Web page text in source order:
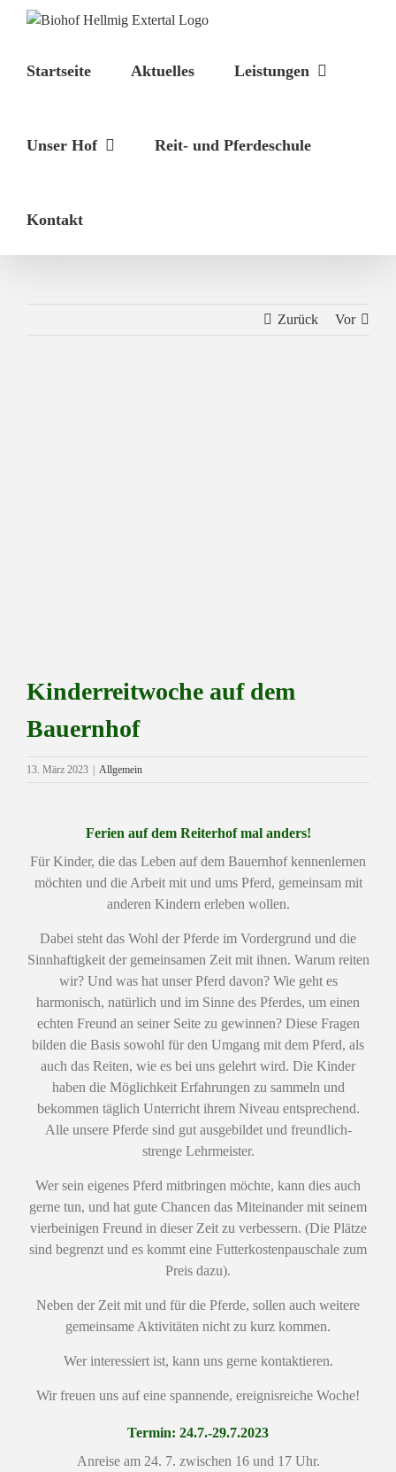
Startseite Aktuelles Leistungen
Unser Hof Reit- und Pferdeschule
Kontakt
Zurück Vor
Kinderreitwoche auf dem
Bauernhof
13. März 2023 | Allgemein
Ferien auf dem Reiterhof mal anders!
Für Kinder, die das Leben auf dem Bauernhof kennenlernen
möchten und die Arbeit mit und ums Pferd, gemeinsam mit
anderen Kindern erleben wollen.
Dabei steht das Wohl der Pferde im Vordergrund und die
Sinnhaftigkeit der gemeinsamen Zeit mit ihnen. Warum reiten
wir? Und was hat unser Pferd davon? Wie geht es
harmonisch, natürlich und im Sinne des Pferdes, um einen
echten Freund an seiner Seite zu gewinnen? Diese Fragen
bilden die Basis sowohl für den Umgang mit dem Pferd, als
auch das Reiten, wie es bei uns gelehrt wird. Die Kinder
haben die Möglichkeit Erfahrungen zu sammeln und
bekommen täglich Unterricht ihrem Niveau entsprechend.
Alle unsere Pferde sind gut ausgebildet und freundlich-
strenge Lehrmeister.
Wer sein eigenes Pferd mitbringen möchte, kann dies auch
gerne tun, und hat gute Chancen das Miteinander mit seinem
vierbeinigen Freund in dieser Zeit zu verbessern. (Die Plätze
sind begrenzt und es kommt eine Futterkostenpauschale zum
Preis dazu).
Neben der Zeit mit und für die Pferde, sollen auch weitere
gemeinsame Aktivitäten nicht zu kurz kommen.
Wer interessiert ist, kann uns gerne kontaktieren.
Wir freuen uns auf eine spannende, ereignisreiche Woche!
Termin: 24.7.-29.7.2023
Anreise am 24. 7. zwischen 16 und 17 Uhr.